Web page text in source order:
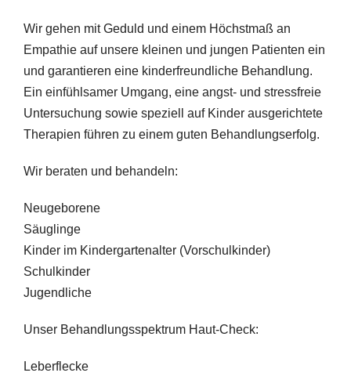
Wir gehen mit Geduld und einem Höchstmaß an
Empathie auf unsere kleinen und jungen Patienten ein
und garantieren eine kinderfreundliche Behandlung.
Ein einfühlsamer Umgang, eine angst- und stressfreie
Untersuchung sowie speziell auf Kinder ausgerichtete
Therapien führen zu einem guten Behandlungserfolg.
Wir beraten und behandeln:
Neugeborene
Säuglinge
Kinder im Kindergartenalter (Vorschulkinder)
Schulkinder
Jugendliche
Unser Behandlungsspektrum Haut-Check:
Leberflecke